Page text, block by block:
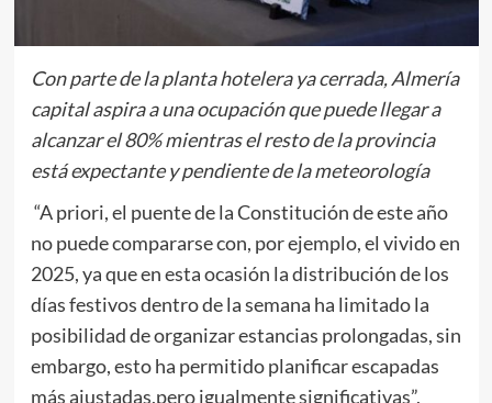
Con parte de la planta hotelera ya cerrada, Almería
capital aspira a una ocupación que puede llegar a
alcanzar el 80% mientras el resto de la provincia
está expectante y pendiente de la meteorología
“A priori, el puente de la Constitución de este año
no puede compararse con, por ejemplo, el vivido en
2025, ya que en esta ocasión la distribución de los
días festivos dentro de la semana ha limitado la
posibilidad de organizar estancias prolongadas, sin
embargo, esto ha permitido planificar escapadas
más ajustadas,pero igualmente significativas”,